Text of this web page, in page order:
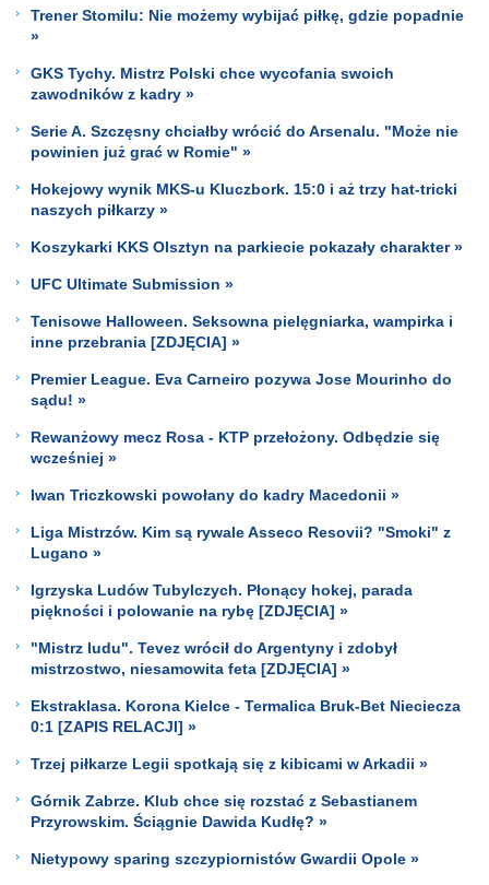
Trener Stomilu: Nie możemy wybijać piłkę, gdzie popadnie
»
GKS Tychy. Mistrz Polski chce wycofania swoich
zawodników z kadry »
Serie A. Szczęsny chciałby wrócić do Arsenalu. "Może nie
powinien już grać w Romie" »
Hokejowy wynik MKS-u Kluczbork. 15:0 i aż trzy hat-tricki
naszych piłkarzy »
Koszykarki KKS Olsztyn na parkiecie pokazały charakter »
UFC Ultimate Submission »
Tenisowe Halloween. Seksowna pielęgniarka, wampirka i
inne przebrania [ZDJĘCIA] »
Premier League. Eva Carneiro pozywa Jose Mourinho do
sądu! »
Rewanżowy mecz Rosa - KTP przełożony. Odbędzie się
wcześniej »
Iwan Triczkowski powołany do kadry Macedonii »
Liga Mistrzów. Kim są rywale Asseco Resovii? "Smoki" z
Lugano »
Igrzyska Ludów Tubylczych. Płonący hokej, parada
piękności i polowanie na rybę [ZDJĘCIA] »
"Mistrz ludu". Tevez wrócił do Argentyny i zdobył
mistrzostwo, niesamowita feta [ZDJĘCIA] »
Ekstraklasa. Korona Kielce - Termalica Bruk-Bet Nieciecza
0:1 [ZAPIS RELACJI] »
Trzej piłkarze Legii spotkają się z kibicami w Arkadii »
Górnik Zabrze. Klub chce się rozstać z Sebastianem
Przyrowskim. Ściągnie Dawida Kudłę? »
Nietypowy sparing szczypiornistów Gwardii Opole »